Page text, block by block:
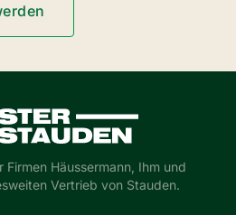
Firmen Häussermann, Ihm und
Vertrieb von Stauden.